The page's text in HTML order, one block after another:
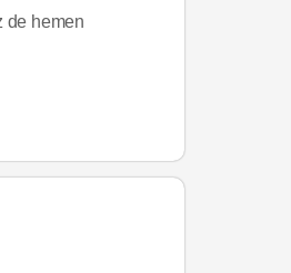
de hemen